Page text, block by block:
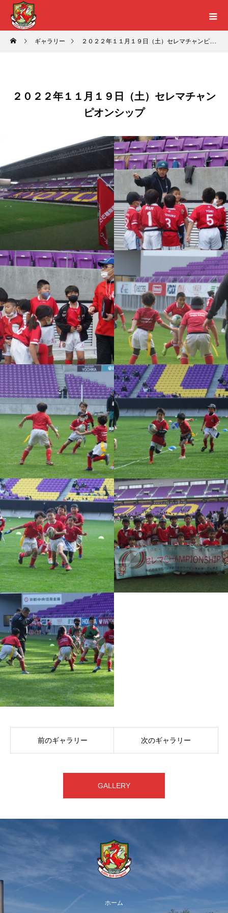
ギャラリー ２０２２年１１月１９日（土）セレマチャンピオンシップ
２０２２年１１月１９日（土）セレマチャン
ピオンシップ
前のギャラリー 次のギャラリー
GALLERY
ホーム